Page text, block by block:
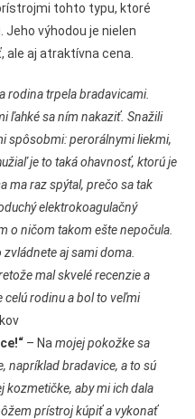
tohto typu, ktoré
výhodou je nielen
aj atraktívna cena.
rodina trpela bradavicami.
ľahké sa ním nakaziť. Snažili
spôsobmi: perorálnymi liekmi,
je to taká ohavnosť, ktorú je
ma raz spýtal, prečo sa tak
elektrokoagulačný
o ničom takom ešte nepočula.
aj sami doma.
mal skvelé recenzie a
rodinu a bol to veľmi
– Na mojej pokožke sa
napríklad bradavice, a to sú
kozmetičke, aby mi ich dala
prístroj kúpiť a vykonať